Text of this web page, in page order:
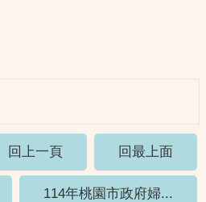
回上一頁 回最上面
114年桃園市政府婦...